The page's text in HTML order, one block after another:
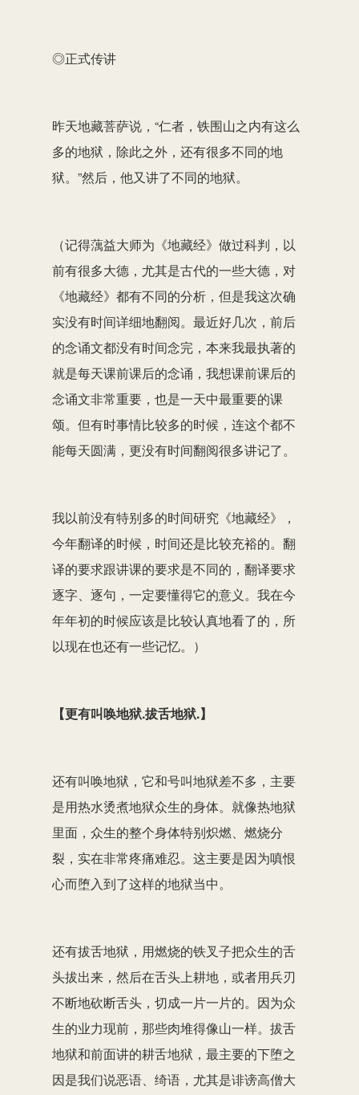
◎正式传讲
昨天地藏菩萨说，“仁者，铁围山之内有这么
多的地狱，除此之外，还有很多不同的地
狱。”然后，他又讲了不同的地狱。
（记得蕅益大师为《地藏经》做过科判，以
前有很多大德，尤其是古代的一些大德，对
《地藏经》都有不同的分析，但是我这次确
实没有时间详细地翻阅。最近好几次，前后
的念诵文都没有时间念完，本来我最执著的
就是每天课前课后的念诵，我想课前课后的
念诵文非常重要，也是一天中最重要的课
颂。但有时事情比较多的时候，连这个都不
能每天圆满，更没有时间翻阅很多讲记了。
我以前没有特别多的时间研究《地藏经》，
今年翻译的时候，时间还是比较充裕的。翻
译的要求跟讲课的要求是不同的，翻译要求
逐字、逐句，一定要懂得它的意义。我在今
年年初的时候应该是比较认真地看了的，所
以现在也还有一些记忆。）
【更有叫唤地狱.拔舌地狱.】
还有叫唤地狱，它和号叫地狱差不多，主要
是用热水烫煮地狱众生的身体。就像热地狱
里面，众生的整个身体特别炽燃、燃烧分
裂，实在非常疼痛难忍。这主要是因为嗔恨
心而堕入到了这样的地狱当中。
还有拔舌地狱，用燃烧的铁叉子把众生的舌
头拔出来，然后在舌头上耕地，或者用兵刃
不断地砍断舌头，切成一片一片的。因为众
生的业力现前，那些肉堆得像山一样。拔舌
地狱和前面讲的耕舌地狱，最主要的下堕之
因是我们说恶语、绮语，尤其是诽谤高僧大